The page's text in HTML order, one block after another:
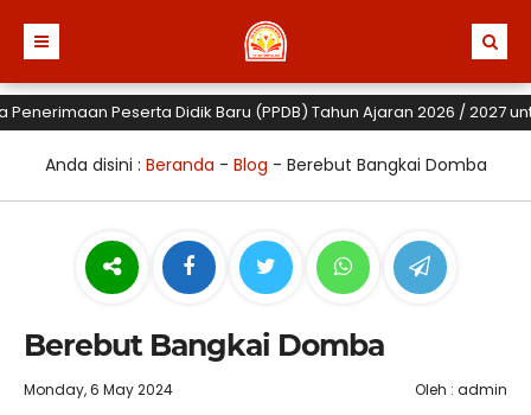
Peserta Didik Baru (PPDB) Tahun Ajaran 2026 / 2027
Anda disini : Beranda - Blog - Berebut Bangkai Domba
Berebut Bangkai Domba
Monday, 6 May 2024 Oleh : admin